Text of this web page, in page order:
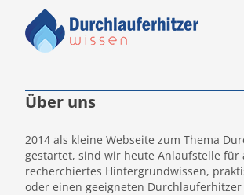
Über uns
2014 als kleine Webseite zum Thema
gestartet, sind wir heute Anlaufstelle für
recherchiertes Hintergrundwissen,
oder einen geeigneten Durchlauferhitzer